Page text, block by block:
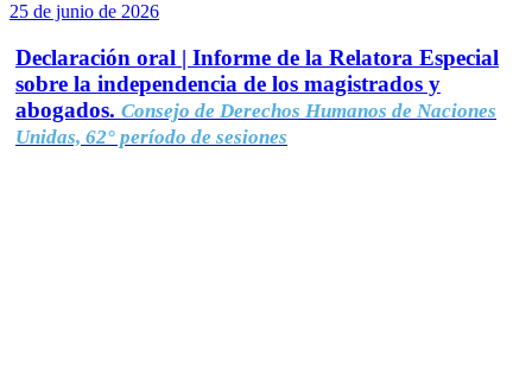
25 de junio de 2026
Declaración oral | Informe de la Relatora Especial
sobre la independencia de los magistrados y
abogados. Consejo de Derechos Humanos de Naciones
Unidas, 62° período de sesiones